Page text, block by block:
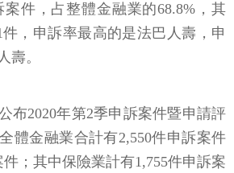
案件，占整體金融業的68.8%，其
，申訴率最高的是法巴人壽，申
壽。
布2020年第2季申訴案件暨申請評
體金融業合計有2,550件申訴案件
；其中保險業計有1,755件申訴案